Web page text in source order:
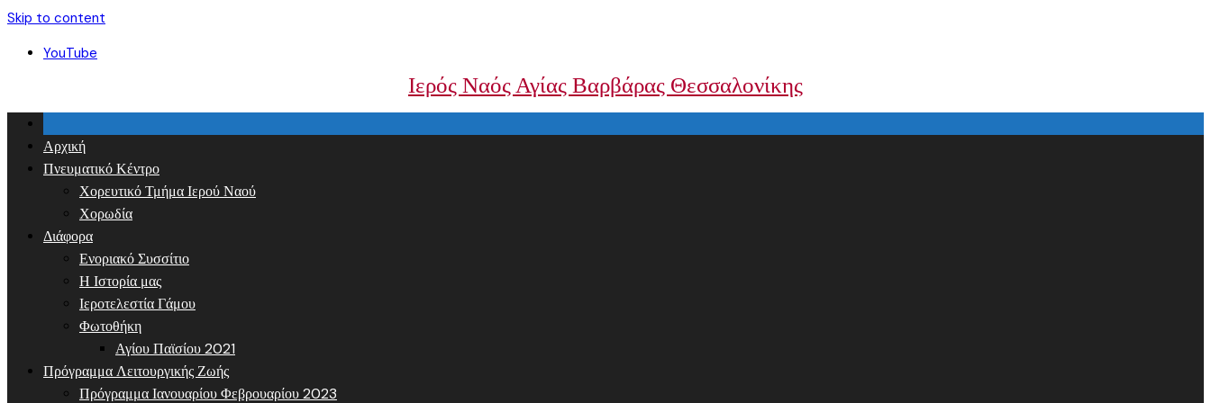
Skip to content
YouTube
Ιερός Ναός Αγίας Βαρβάρας Θεσσαλονίκης
Αρχική
Πνευματικό Κέντρο
Χορευτικό Τμήμα Ιερού Ναού
Χορωδία
Διάφορα
Ενοριακό Συσσίτιο
Η Ιστορία μας
Ιεροτελεστία Γάμου
Φωτοθήκη
Αγίου Παϊσίου 2021
Πρόγραμμα Λειτουργικής Ζωής
Πρόγραμμα Ιανουαρίου Φεβρουαρίου 2023